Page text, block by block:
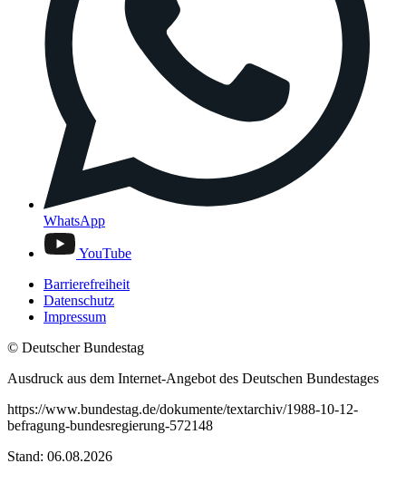
WhatsApp
YouTube
Barrierefreiheit
Datenschutz
Impressum
© Deutscher Bundestag
Ausdruck aus dem Internet-Angebot des Deutschen Bundestages
https://www.bundestag.de/dokumente/textarchiv/1988-10-12-
befragung-bundesregierung-572148
Stand: 06.08.2026